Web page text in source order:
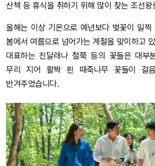
산책 등 휴식을 취하기 위해 많이 찾는 조선
올해는 이상 기온으로 예년보다 벚꽃이 일찍
봄에서 여름으로 넘어가는 계절을 맞이하고
대표하는 진달래나 철쭉 등의 꽃들은 대부
무리 지어 활짝 핀 때죽나무 꽃들이 걸
반겨주었습니다.